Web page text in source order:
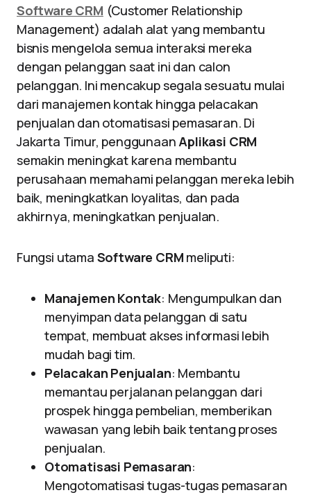
Software CRM (Customer Relationship
Management) adalah alat yang membantu
bisnis mengelola semua interaksi mereka
dengan pelanggan saat ini dan calon
pelanggan. Ini mencakup segala sesuatu mulai
dari manajemen kontak hingga pelacakan
penjualan dan otomatisasi pemasaran. Di
Jakarta Timur, penggunaanAplikasi CRM
semakin meningkat karena membantu
perusahaan memahami pelanggan mereka lebih
baik, meningkatkan loyalitas, dan pada
akhirnya, meningkatkan penjualan.
Fungsi utama Software CRM meliputi:
Manajemen Kontak: Mengumpulkan dan
menyimpan data pelanggan di satu
tempat, membuat akses informasi lebih
mudah bagi tim.
Pelacakan Penjualan: Membantu
memantau perjalanan pelanggan dari
prospek hingga pembelian, memberikan
wawasan yang lebih baik tentang proses
penjualan.
Otomatisasi Pemasaran:
Mengotomatisasi tugas-tugas pemasaran